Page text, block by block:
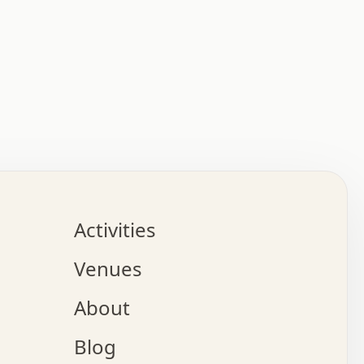
.   .   .   .   .   .   .   .   x   .   .   .   .
o   .   .   .   .   .   .   .   .   x   .   .   .
.   .   .   :   .   .   .   x   .   .   .   :   .
.   .   .   +   .   .   .   .   .   .   .   .   x
.   .   x   .   .   .   .   .   .   :   .   .   .
.   .   .   .   .   +   .   .   .   .   x   .   .
.   .   .   .   x   .   .   o   .   .   .   .   .
.   .   .   .   .   .   .   .   .   .   .   .   .
Activities
Venues
About
Blog